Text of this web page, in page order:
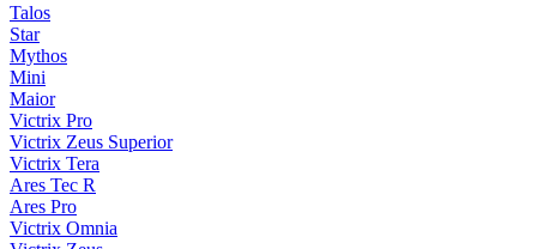
Talos
Star
Mythos
Mini
Maior
Victrix Pro
Victrix Zeus Superior
Victrix Tera
Ares Tec R
Ares Pro
Victrix Omnia